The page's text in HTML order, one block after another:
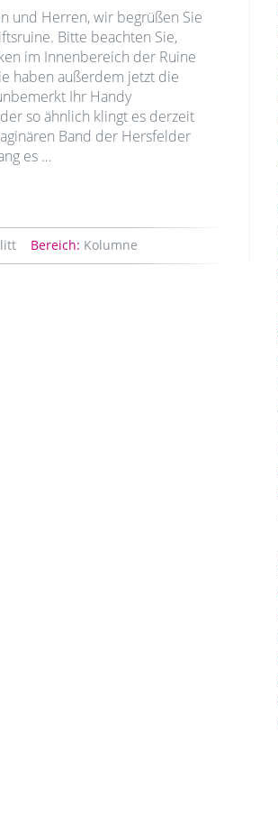
und Herren, wir begrüßen Sie
Bitte beachten Sie,
im Innenbereich der Ruine
haben außerdem jetzt die
Ihr Handy
so ähnlich klingt es derzeit
Band der Hersfelder
es …
Bereich: Kolumne